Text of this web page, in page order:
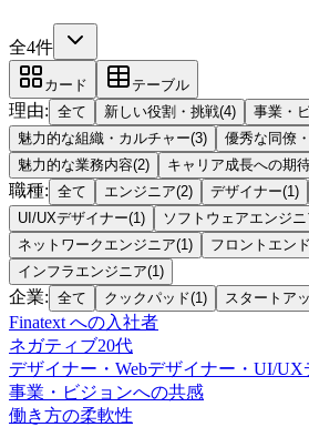
全4件
カード テーブル
理由: 全て 新しい役割・挑戦(4) 事業・
魅力的な組織・カルチャー(3) 優秀な同僚
魅力的な業務内容(2) キャリア成長への期
職種: 全て エンジニア(2) デザイナー(1)
UI/UXデザイナー(1) ソフトウェアエンジニ
ネットワークエンジニア(1) フロントエン
インフラエンジニア(1)
企業: 全て クックパッド(1) スタートア
Finatext への入社者
ネガティブ20代
デザイナー・Webデザイナー・UI/UX
事業・ビジョンへの共感
働き方の柔軟性